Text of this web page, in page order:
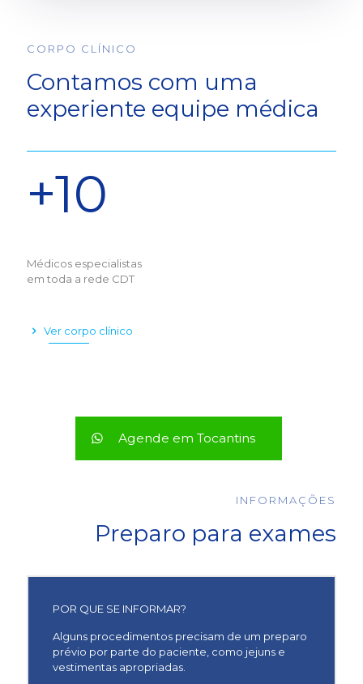
CORPO CLÍNICO
Contamos com uma
experiente equipe médica
+10
Médicos especialistas
em toda a rede CDT
Ver corpo clínico
Agende em Tocantins
INFORMAÇÕES
Preparo para exames
POR QUE SE INFORMAR?
Alguns procedimentos precisam de um preparo
prévio por parte do paciente, como jejuns e
vestimentas apropriadas.